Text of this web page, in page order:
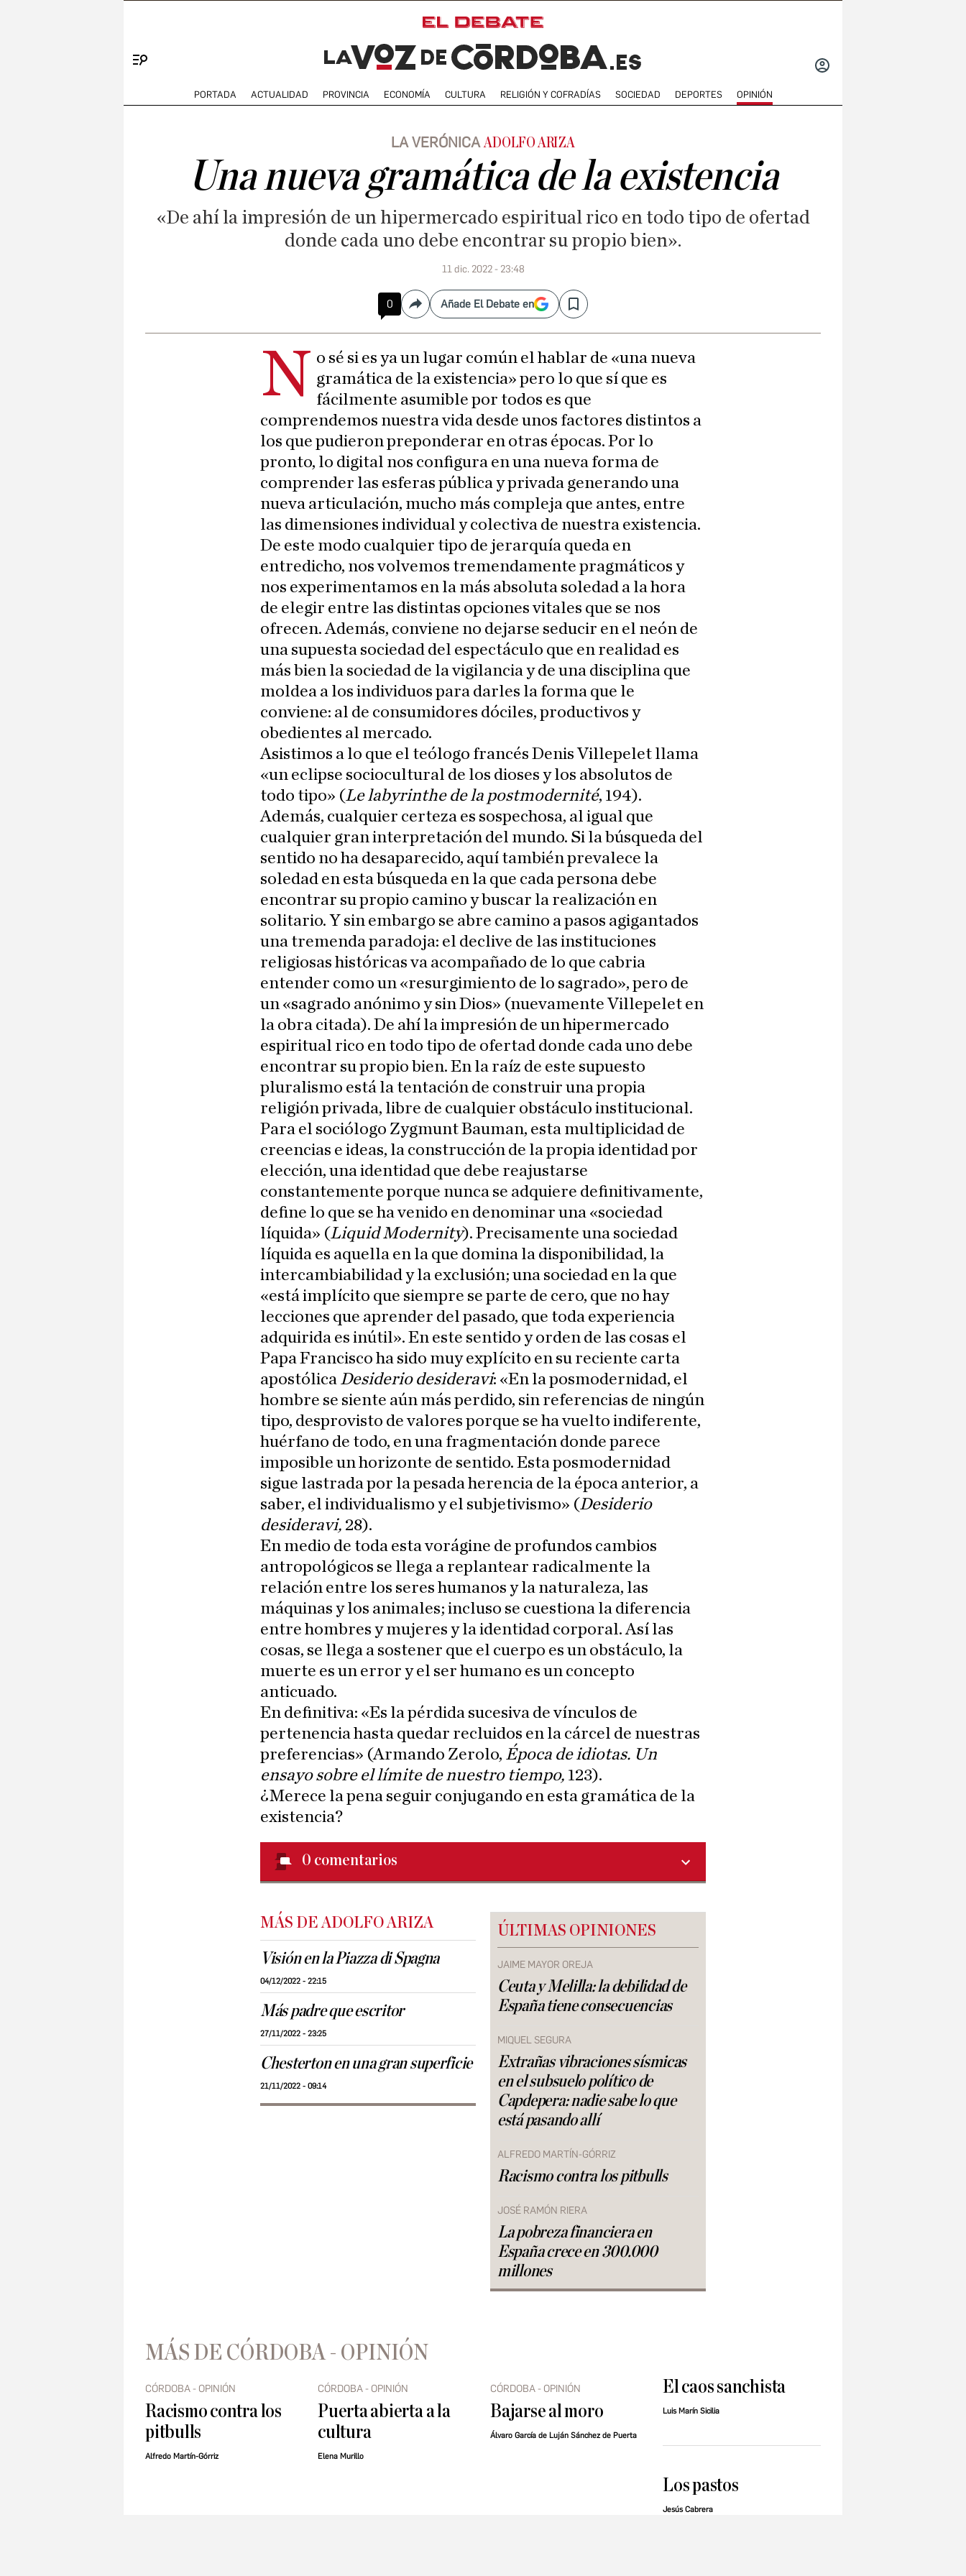
PORTADA ACTUALIDAD PROVINCIA ECONOMÍA CULTURA RELIGIÓN Y COFRADÍAS SOCIEDAD DEPORTES OPINIÓN
LA VERÓNICA ADOLFO ARIZA
Una nueva gramática de la existencia
«De ahí la impresión de un hipermercado espiritual rico en todo tipo de ofertad
donde cada uno debe encontrar su propio bien».
11 dic. 2022 - 23:48
0 CompartirAñade El Debate en Save
N o sé si es ya un lugar común el hablar de «una nueva
gramática de la existencia» pero lo que sí que es
fácilmente asumible por todos es que
comprendemos nuestra vida desde unos factores distintos a
los que pudieron preponderar en otras épocas. Por lo
pronto, lo digital nos configura en una nueva forma de
comprender las esferas pública y privada generando una
nueva articulación, mucho más compleja que antes, entre
las dimensiones individual y colectiva de nuestra existencia.
De este modo cualquier tipo de jerarquía queda en
entredicho, nos volvemos tremendamente pragmáticos y
nos experimentamos en la más absoluta soledad a la hora
de elegir entre las distintas opciones vitales que se nos
ofrecen. Además, conviene no dejarse seducir en el neón de
una supuesta sociedad del espectáculo que en realidad es
más bien la sociedad de la vigilancia y de una disciplina que
moldea a los individuos para darles la forma que le
conviene: al de consumidores dóciles, productivos y
obedientes al mercado.
Asistimos a lo que el teólogo francés Denis Villepelet llama
«un eclipse sociocultural de los dioses y los absolutos de
todo tipo» (Le labyrinthe de la postmodernité, 194).
Además, cualquier certeza es sospechosa, al igual que
cualquier gran interpretación del mundo. Si la búsqueda del
sentido no ha desaparecido, aquí también prevalece la
soledad en esta búsqueda en la que cada persona debe
encontrar su propio camino y buscar la realización en
solitario. Y sin embargo se abre camino a pasos agigantados
una tremenda paradoja: el declive de las instituciones
religiosas históricas va acompañado de lo que cabria
entender como un «resurgimiento de lo sagrado», pero de
un «sagrado anónimo y sin Dios» (nuevamente Villepelet en
la obra citada). De ahí la impresión de un hipermercado
espiritual rico en todo tipo de ofertad donde cada uno debe
encontrar su propio bien. En la raíz de este supuesto
pluralismo está la tentación de construir una propia
religión privada, libre de cualquier obstáculo institucional.
Para el sociólogo Zygmunt Bauman, esta multiplicidad de
creencias e ideas, la construcción de la propia identidad por
elección, una identidad que debe reajustarse
constantemente porque nunca se adquiere definitivamente,
define lo que se ha venido en denominar una «sociedad
líquida» (Liquid Modernity). Precisamente una sociedad
líquida es aquella en la que domina la disponibilidad, la
intercambiabilidad y la exclusión; una sociedad en la que
«está implícito que siempre se parte de cero, que no hay
lecciones que aprender del pasado, que toda experiencia
adquirida es inútil». En este sentido y orden de las cosas el
Papa Francisco ha sido muy explícito en su reciente carta
apostólica Desiderio desideravi: «En la posmodernidad, el
hombre se siente aún más perdido, sin referencias de ningún
tipo, desprovisto de valores porque se ha vuelto indiferente,
huérfano de todo, en una fragmentación donde parece
imposible un horizonte de sentido. Esta posmodernidad
sigue lastrada por la pesada herencia de la época anterior, a
saber, el individualismo y el subjetivismo» (Desiderio
desideravi, 28).
En medio de toda esta vorágine de profundos cambios
antropológicos se llega a replantear radicalmente la
relación entre los seres humanos y la naturaleza, las
máquinas y los animales; incluso se cuestiona la diferencia
entre hombres y mujeres y la identidad corporal. Así las
cosas, se llega a sostener que el cuerpo es un obstáculo, la
muerte es un error y el ser humano es un concepto
anticuado.
En definitiva: «Es la pérdida sucesiva de vínculos de
pertenencia hasta quedar recluidos en la cárcel de nuestras
preferencias» (Armando Zerolo, Época de idiotas. Un
ensayo sobre el límite de nuestro tiempo, 123).
¿Merece la pena seguir conjugando en esta gramática de la
existencia?
0 comentarios
MÁS DE ADOLFO ARIZA
Visión en la Piazza di Spagna
04/12/2022 - 22:15
Más padre que escritor
27/11/2022 - 23:25
Chesterton en una gran superficie
21/11/2022 - 09:14
ÚLTIMAS OPINIONES
JAIME MAYOR OREJA
Ceuta y Melilla: la debilidad de
España tiene consecuencias
MIQUEL SEGURA
Extrañas vibraciones sísmicas
en el subsuelo político de
Capdepera: nadie sabe lo que
está pasando allí
ALFREDO MARTÍN-GÓRRIZ
Racismo contra los pitbulls
JOSÉ RAMÓN RIERA
La pobreza financiera en
España crece en 300.000
millones
MÁS DE CÓRDOBA - OPINIÓN
CÓRDOBA - OPINIÓN
Racismo contra los
pitbulls
Alfredo Martín-Górriz
CÓRDOBA - OPINIÓN
Puerta abierta a la
cultura
Elena Murillo
CÓRDOBA - OPINIÓN
Bajarse al moro
Álvaro García de Luján Sánchez de Puerta
El caos sanchista
Luis Marín Sicilia
Los pastos
Jesús Cabrera